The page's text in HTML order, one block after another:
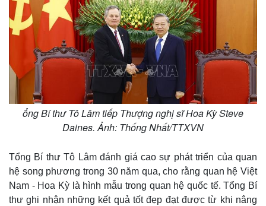
Thế giới
Quan sát
Cuộc sống đó đây
Hồ sơ
Multimedia
Video
Ảnh
E-Magazine
Infographic
ổng Bí thư Tô Lâm tiếp Thượng nghị sĩ Hoa Kỳ Steve
Daines. Ảnh: Thống Nhất/TTXVN
Tổng Bí thư Tô Lâm đánh giá cao sự phát triển của quan
hệ song phương trong 30 năm qua, cho rằng quan hệ Việt
Nam - Hoa Kỳ là hình mẫu trong quan hệ quốc tế. Tổng Bí
thư ghi nhận những kết quả tốt đẹp đạt được từ khi nâng